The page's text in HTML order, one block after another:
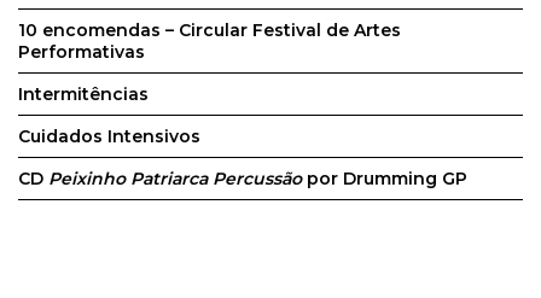
10 encomendas – Circular Festival de Artes
Performativas
Intermitências
Cuidados Intensivos
CD Peixinho Patriarca Percussãopor Drumming GP